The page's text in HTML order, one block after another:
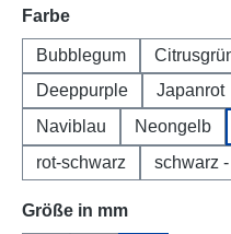
Farbeauswählen
Bubblegum
Deeppurple
Japanrot
Naviblau
Neongelb
rot-schwarz
schwarz
Größe in mmauswählen